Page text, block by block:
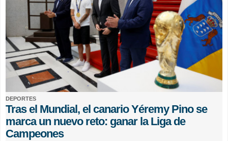
DEPORTES
Tras el Mundial, el canario Yéremy Pino se
marca un nuevo reto: ganar la Liga de
Campeones